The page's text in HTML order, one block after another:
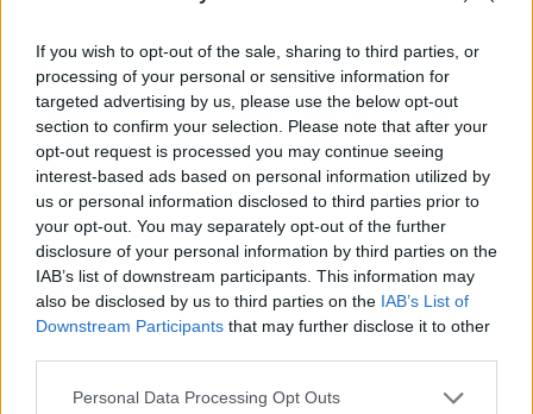
If you wish to opt-out of the sale, sharing to third parties, or
processing of your personal or sensitive information for
targeted advertising by us, please use the below opt-out
section to confirm your selection. Please note that after your
opt-out request is processed you may continue seeing
interest-based ads based on personal information utilized by
us or personal information disclosed to third parties prior to
your opt-out. You may separately opt-out of the further
disclosure of your personal information by third parties on the
IAB’s list of downstream participants. This information may
also be disclosed by us to third parties on the IAB’s List of
Downstream Participants that may further disclose it to other
Personal Data Processing Opt Outs
*Marea miză a auditului comandat de Bolojan:
cine din PNL a plătit campania pe TikTok a lui
Călin Georgescu?
*„Proiectul suveranist“ al PSD, Șantierul Naval
Mangalia, a ajuns în faliment. Șantierul fusese
naționalizat, iar PSD a adus ca șefi o fostă
angajată la un salon de masaj din Călărași și un
fost chioșcar din Giurgiu
E tot mai clar: Nicușor Dan va candida la